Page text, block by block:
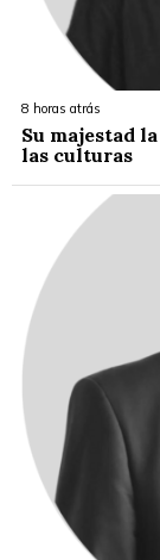
8 horas atrás
Su majestad
las culturas